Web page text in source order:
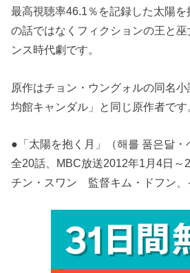
最高視聴率46.1％を記録した太陽
の話ではなくフィクションの王と
ンス時代劇です。
原作はチョン・ウングォルの同名
均館キャンダル」と同じ原作者です
●「太陽を抱く月」（해를 품은달・
全20話、MBC放送2012年1月4日
チン・スワン 監督キム・ドフン、